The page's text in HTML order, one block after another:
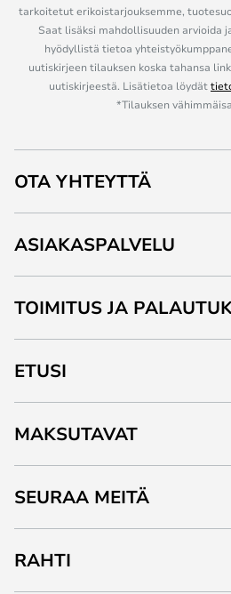
tarkoitetut erikoistarjouksemme,
Saat lisäksi mahdollisuuden arvioida
hyödyllistä tietoa
uutiskirjeen tilauksen koska tahansa
uutiskirjeestä. Lisätietoa löydät
*Tilauksen
OTA YHTEYTTÄ
ASIAKASPALVELU
TOIMITUS JA
ETUSI
MAKSUTAVAT
SEURAA MEITÄ
RAHTI